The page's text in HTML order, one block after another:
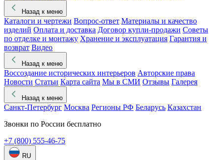
Назад к меню
Каталоги и чертежи Вопрос-ответ Материалы и качество
изделий Оплата и доставка Договор купли-продажи Советы
по отделке и монтажу Хранение и эксплуатация Гарантия и
возврат Видео
Назад к меню
Воссоздание исторических интерьеров Авторские права
Новости Статьи Карта сайта Мы в СМИ Отзывы Галерея
Назад к меню
Санкт-Петербург Москва Регионы РФ Беларусь Казахстан
Звонки по России бесплатно
+7 (800) 555-46-75
RU